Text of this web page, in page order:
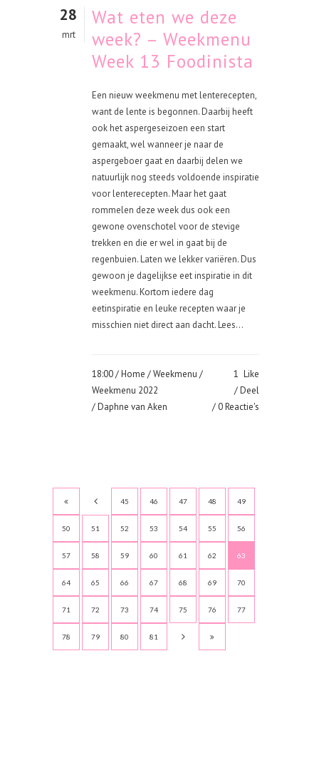
28
mrt
Wat eten we deze
week? – Weekmenu
Week 13 Foodinista
Een nieuw weekmenu met lenterecepten,
want de lente is begonnen. Daarbij heeft
ook het aspergeseizoen een start
gemaakt, wel wanneer je naar de
aspergeboer gaat en daarbij delen we
natuurlijk nog steeds voldoende inspiratie
voor lenterecepten. Maar het gaat
rommelen deze week dus ook een
gewone ovenschotel voor de stevige
trekken en die er wel in gaat bij de
regenbuien. Laten we lekker variëren. Dus
gewoon je dagelijkse eet inspiratie in dit
weekmenu. Kortom iedere dag
eetinspiratie en leuke recepten waar je
misschien niet direct aan dacht. Lees...
18:00 /Home /Weekmenu /
Weekmenu 2022
/ Daphne van Aken
1 Like
Deel
0 Reactie's
45 46 47 48 49
50 51 52 53 54 55 56
57 58 59 60 61 62 63
64 65 66 67 68 69 70
71 72 73 74 75 76 77
78 79 80 81